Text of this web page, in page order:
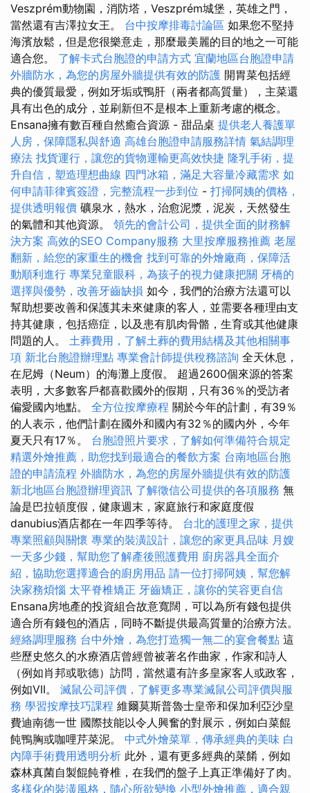
Veszprém動物園，消防塔，Veszprém城堡，英雄之門，
當然還有吉澤拉女王。 台中按摩排毒討論區 如果您不堅持
海濱放鬆，但是您很樂意走，那麼最美麗的目的地之一可能
適合您。 了解卡式台胞證的申請方式 宜蘭地區台胞證申請
外牆防水，為您的房屋外牆提供有效的防護 開胃菜包括經
典的優質最愛，例如牙垢或鴨肝（兩者都高質量），主菜還
具有出色的成分，並刷新但不是根本上重新考慮的概念。
Ensana擁有數百種自然癒合資源 - 甜品桌 提供老人養護單
人房，保障隱私與舒適 高雄台胞證申請服務詳情 氣結調理
療法 找貨運行，讓您的貨物運輸更高效快捷 隆乳手術，提
升自信，塑造理想曲線 四門冰箱，滿足大容量冷藏需求 如
何申請菲律賓簽證，完整流程一步到位 - 打掃阿姨的價格，
提供透明報價 礦泉水，熱水，治愈泥漿，泥炭，天然發生
的氣體和其他資源。 領先的會計公司，提供全面的財務解
決方案 高效的SEO Company服務 大里按摩服務推薦 老屋
翻新，給您的家重生的機會 找到可靠的外燴廠商，保障活
動順利進行 專業兒童眼科，為孩子的視力健康把關 牙橋的
選擇與優勢，改善牙齒缺損 如今，我們的治療方法還可以
幫助想要改善和保護其未來健康的客人，並需要各種理由支
持其健康，包括癌症，以及患有肌肉骨骼，生育或其他健康
問題的人。 土葬費用，了解土葬的費用結構及其他相關事
項 新北台胞證辦理點 專業會計師提供稅務諮詢 全天休息，
在尼姆（Neum）的海灘上度假。 超過2600個來源的答案
表明，大多數客戶都喜歡國外的假期，只有36％的受訪者
偏愛國內地點。 全方位按摩療程 關於今年的計劃，有39％
的人表示，他們計劃在國外和國內有32％的國內外，今年
夏天只有17％。 台胞證照片要求，了解如何準備符合規定
精選外燴推薦，助您找到最適合的餐飲方案 台南地區台胞
證的申請流程 外牆防水，為您的房屋外牆提供有效的防護
新北地區台胞證辦理資訊 了解徵信公司提供的各項服務 無
論是巴拉頓度假，健康週末，家庭旅行和家庭度假
danubius酒店都在一年四季等待。 台北的護理之家，提供
專業照顧與關懷 專業的裝潢設計，讓您的家更具品味 月嫂
一天多少錢，幫助您了解產後照護費用 廚房器具全面介
紹，協助您選擇適合的廚房用品 請一位打掃阿姨，幫您解
決家務煩惱 太平脊椎矯正 牙齒矯正，讓你的笑容更自信
Ensana房地產的投資組合故意寬闊，可以為所有錢包提供
適合所有錢包的酒店，同時不斷提供最高質量的治療方法。
經絡調理服務 台中外燴，為您打造獨一無二的宴會餐點 這
些歷史悠久的水療酒店曾經曾被著名作曲家，作家和詩人
（例如肖邦或歌德）訪問，當然還有許多皇家客人或政客，
例如VII。 滅鼠公司評價，了解更多專業滅鼠公司評價與服
務 學習按摩技巧課程 維爾莫斯普魯士皇帝和保加利亞沙皇
費迪南德一世 國際技能以令人興奮的對展示，例如白菜餛
飩鴨胸或咖哩芹菜泥。 中式外燴菜單，傳承經典的美味 白
內障手術費用透明分析 此外，還有更多經典的菜餚，例如
森林真菌自製餛飩脊椎，在我們的盤子上真正準備好了肉。
多樣化的裝潢風格，隨心所欲變換 小型外燴推薦，適合親